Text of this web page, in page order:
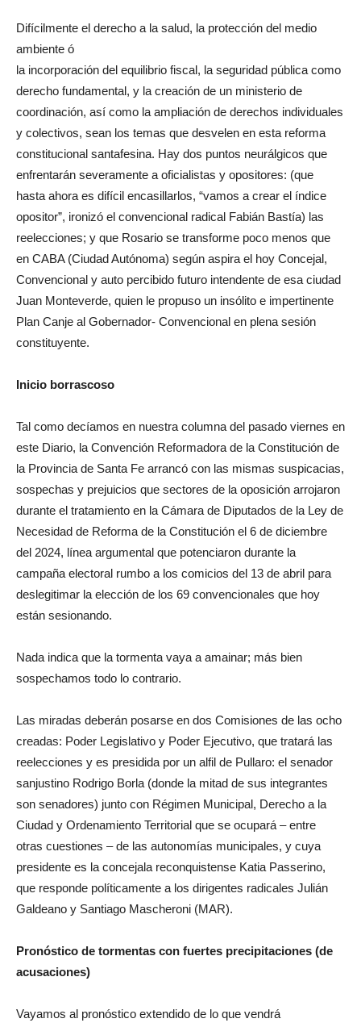
Difícilmente el derecho a la salud, la protección del medio
ambiente ó
la incorporación del equilibrio fiscal, la seguridad pública como
derecho fundamental, y la creación de un ministerio de
coordinación, así como la ampliación de derechos individuales
y colectivos, sean los temas que desvelen en esta reforma
constitucional santafesina. Hay dos puntos neurálgicos que
enfrentarán severamente a oficialistas y opositores: (que
hasta ahora es difícil encasillarlos, “vamos a crear el índice
opositor”, ironizó el convencional radical Fabián Bastía) las
reelecciones; y que Rosario se transforme poco menos que
en CABA (Ciudad Autónoma) según aspira el hoy Concejal,
Convencional y auto percibido futuro intendente de esa ciudad
Juan Monteverde, quien le propuso un insólito e impertinente
Plan Canje al Gobernador- Convencional en plena sesión
constituyente.
Inicio borrascoso
Tal como decíamos en nuestra columna del pasado viernes en
este Diario, la Convención Reformadora de la Constitución de
la Provincia de Santa Fe arrancó con las mismas suspicacias,
sospechas y prejuicios que sectores de la oposición arrojaron
durante el tratamiento en la Cámara de Diputados de la Ley de
Necesidad de Reforma de la Constitución el 6 de diciembre
del 2024, línea argumental que potenciaron durante la
campaña electoral rumbo a los comicios del 13 de abril para
deslegitimar la elección de los 69 convencionales que hoy
están sesionando.
Nada indica que la tormenta vaya a amainar; más bien
sospechamos todo lo contrario.
Las miradas deberán posarse en dos Comisiones de las ocho
creadas: Poder Legislativo y Poder Ejecutivo, que tratará las
reelecciones y es presidida por un alfil de Pullaro: el senador
sanjustino Rodrigo Borla (donde la mitad de sus integrantes
son senadores) junto con Régimen Municipal, Derecho a la
Ciudad y Ordenamiento Territorial que se ocupará – entre
otras cuestiones – de las autonomías municipales, y cuya
presidente es la concejala reconquistense Katia Passerino,
que responde políticamente a los dirigentes radicales Julián
Galdeano y Santiago Mascheroni (MAR).
Pronóstico de tormentas con fuertes precipitaciones (de
acusaciones)
Vayamos al pronóstico extendido de lo que vendrá